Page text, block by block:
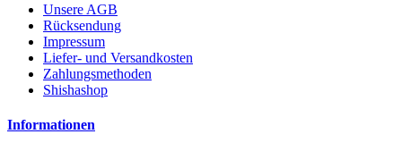
Unsere AGB
Rücksendung
Impressum
Liefer- und Versandkosten
Zahlungsmethoden
Shishashop
Informationen